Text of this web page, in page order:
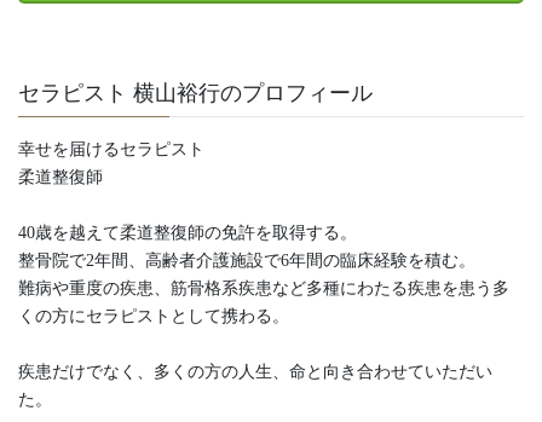
セラピスト 横山裕行のプロフィール
幸せを届けるセラピスト
柔道整復師
40歳を越えて柔道整復師の免許を取得する。
整骨院で2年間、高齢者介護施設で6年間の臨床経験を積む。
難病や重度の疾患、筋骨格系疾患など多種にわたる疾患を患う多
くの方にセラピストとして携わる。
疾患だけでなく、多くの方の人生、命と向き合わせていただい
た。